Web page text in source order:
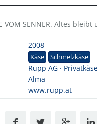
VOM SENNER. Altes
2008
Käse Schmelzkäse
Rupp AG ·
Alma
www.rupp.at